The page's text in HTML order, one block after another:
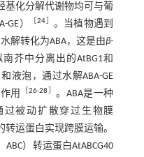
基化分解代谢物均可与葡
）
［24
。当植物遇到
解转化为ABA，这是由β-
芥中分离出的AtBG1和
液泡，通过水解ABA-GE
用
［26-28
。ABA是一种
被动扩散穿过生物膜
转运蛋白实现跨膜运输。
ABC）转运蛋白AtABCG40